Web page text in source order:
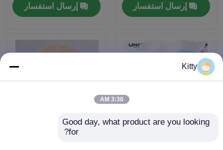
اتصل بنا
أخبار
القضايا
إرسال استفسار إرسال استفسار
نسيج غير منسوج من
Kitty
3:30 AM
Good day, what product are you looking
for?